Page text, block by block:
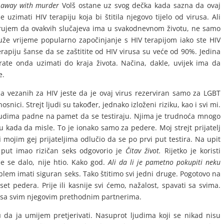
with murder Volš ostane uz svog dečka kada sazna da ovaj
uzimati HIV terapiju koja bi štitila njegovo tijelo od virusa. Ali
da ovakvih slučajeva ima u svakodnevnom životu, ne samo
vrijeme popularno započinjanje s HIV terapijom iako ste HIV
šanse da se zaštitite od HIV virusa su veće od 90%. Jedina
onda uzimati do kraja života. Načina, dakle, uvijek ima da
vezanih za HIV jeste da je ovaj virus rezerviran samo za LGBT
Strejt ljudi su također, jednako izloženi riziku, kao i svi mi.
padne na pamet da se testiraju. Njima je trudnoća mnogo
kada da misle. To je ionako samo za pedere. Moj strejt prijatelj
mojim gej prijateljima odlučio da se po prvi put testira. Na upit
imao rizičan seks odgovorio je Čitav život. Rijetko je koristi
se dalo, nije htio. Kako god.Ali da li je pametno pokupiti neku
imati siguran seks. Tako štitimo svi jedni druge. Pogotovo na
pedera. Prije ili kasnije svi ćemo, nažalost, spavati sa svima.
svim njegovim prethodnim partnerima.
da ja umijem pretjerivati. Nasuprot ljudima koji se nikad nisu